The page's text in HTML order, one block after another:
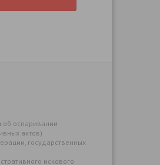
об оспаривании
актов)
государственных
искового